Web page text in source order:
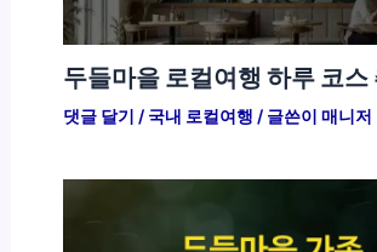
두들마을 로컬여행 하루 코스
댓글 달기 / 국내 로컬여행 / 글쓴이 매니저